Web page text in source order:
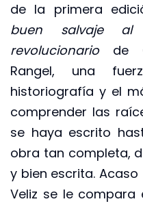
de la primera
buen salvaje al
revolucionariode
Rangel, una
historiografía y el
comprender las
se haya escrito
obra tan completa,
y bien escrita. Acaso
Veliz se le compara